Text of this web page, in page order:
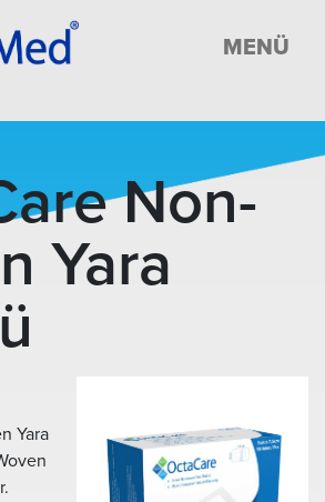
MENÜ
Non-
Yara
Yara